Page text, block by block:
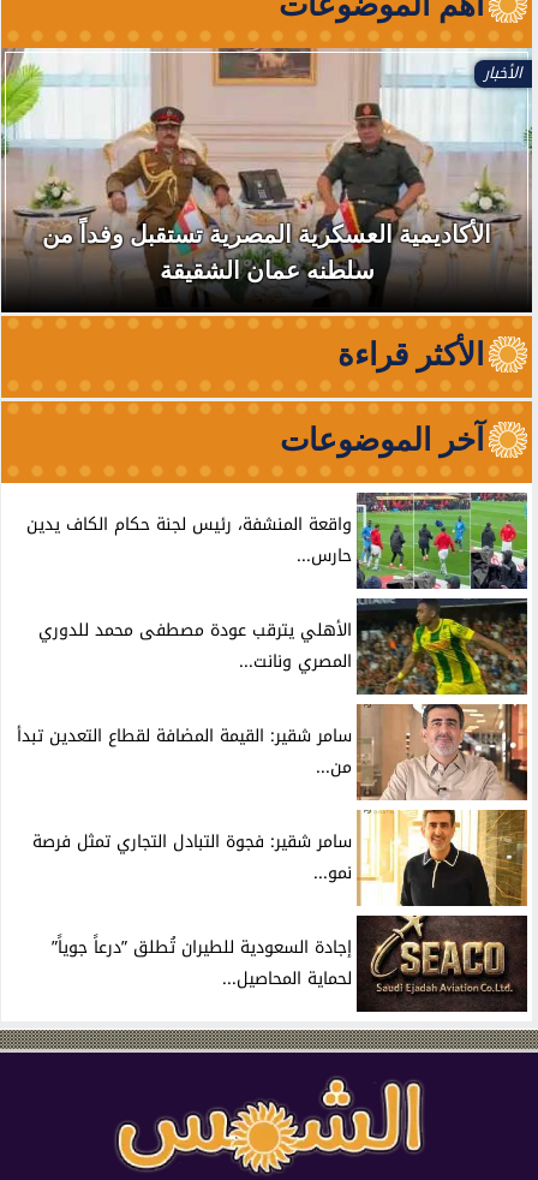
الأخبار
الأكاديمية العسكرية المصرية تستقبل وفداً من
سلطنه عمان الشقيقة
الأكثر قراءة
آخر الموضوعات
واقعة المنشفة، رئيس لجنة حكام الكاف يدين
حارس...
الأهلي يترقب عودة مصطفى محمد للدوري
المصري ونانت...
سامر شقير: القيمة المضافة لقطاع التعدين تبدأ
من...
سامر شقير: فجوة التبادل التجاري تمثل فرصة
نمو...
إجادة السعودية للطيران تُطلق ”درعاً جوياً”
لحماية المحاصيل...